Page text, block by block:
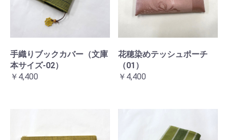
手織りブックカバー（文庫
本サイズ-02）
￥4,400
花穂染めテッシュポーチ
（01）
￥4,400